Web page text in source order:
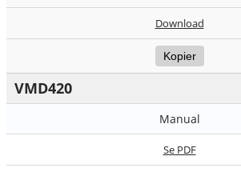
Download
Kopier
VMD420
Manual
Se PDF